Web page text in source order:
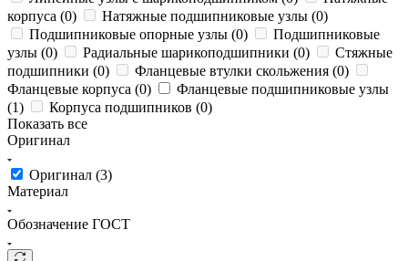
корпуса (0) Натяжные подшипниковые узлы (0)
Подшипниковые опорные узлы (0)
Подшипниковые
узлы (0) Радиальные шарикоподшипники (0)
Стяжные
подшипники (0) Фланцевые втулки скольжения (0)
Фланцевые корпуса (0)
Фланцевые подшипниковые узлы
(1) Корпуса подшипников (0)
Показать все
Оригинал
Оригинал (3)
Материал
Обозначение ГОСТ